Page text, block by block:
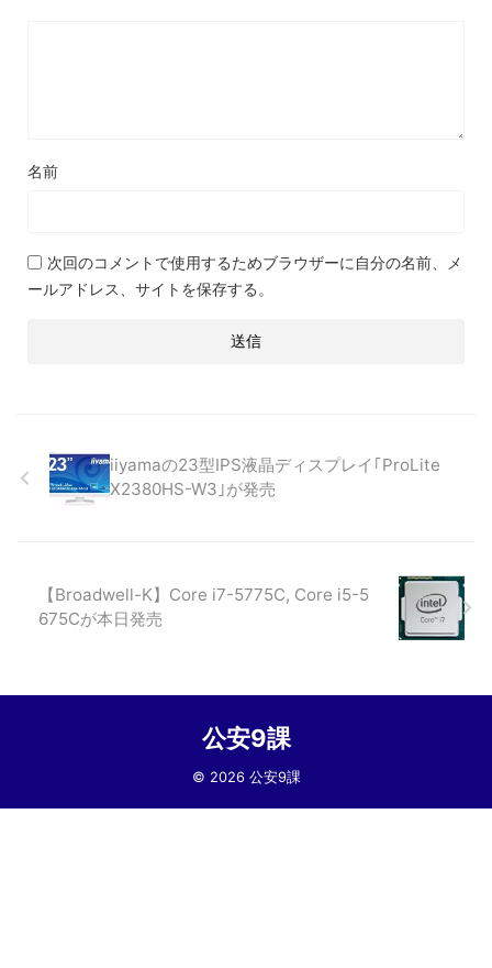
名前
次回のコメントで使用するためブラウザーに自分の名前、メ
ールアドレス、サイトを保存する。
iiyamaの23型IPS液晶ディスプレイ｢ProLite
X2380HS-W3｣が発売
【Broadwell-K】Core i7-5775C, Core i5-5
675Cが本日発売
公安9課
© 2026 公安9課